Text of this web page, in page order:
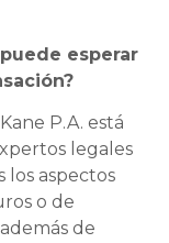
esperar
P.A. está
legales
los aspectos
o de
de